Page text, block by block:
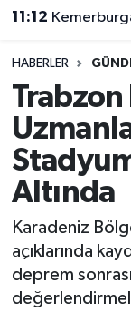
11:12
HABERLER
Trabzon
Altında
Karadeniz
açıklarında
deprem
DERGİ
DÜNYA
EĞİTİM
EKONOMİ
GÖKTÜRK
Süper Lig
Tüm
Son
Haber Arşivi